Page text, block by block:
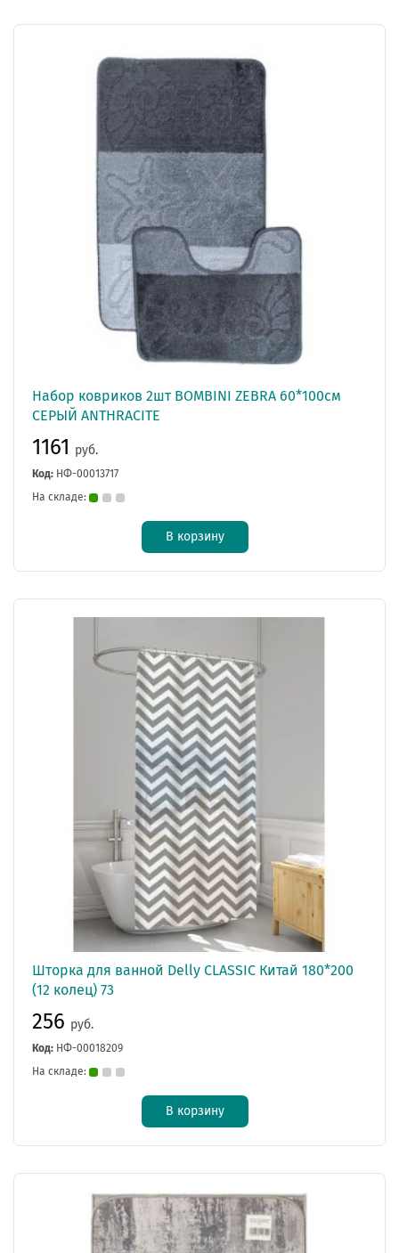
Набор ковриков 2шт BOMBINI ZEBRA 60*100см
СЕРЫЙ ANTHRACITE
1161 руб.
Код: НФ-00013717
На складе:
В корзину
Шторка для ванной Delly CLASSIC Китай 180*200
(12 колец) 73
256 руб.
Код: НФ-00018209
На складе:
В корзину